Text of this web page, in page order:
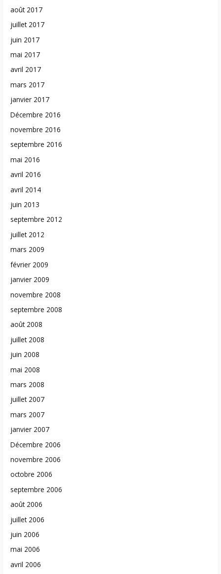
août 2017
juillet 2017
juin 2017
mai 2017
avril 2017
mars 2017
janvier 2017
Décembre 2016
novembre 2016
septembre 2016
mai 2016
avril 2016
avril 2014
juin 2013
septembre 2012
juillet 2012
mars 2009
février 2009
janvier 2009
novembre 2008
septembre 2008
août 2008
juillet 2008
juin 2008
mai 2008
mars 2008
juillet 2007
mars 2007
janvier 2007
Décembre 2006
novembre 2006
octobre 2006
septembre 2006
août 2006
juillet 2006
juin 2006
mai 2006
avril 2006